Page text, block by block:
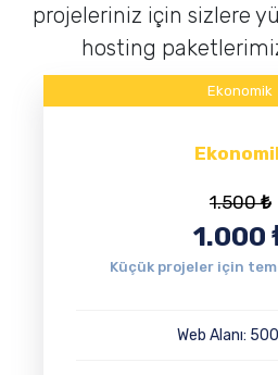
projeleriniz için sizlere
hosting
Ekonomik
1.500₺
1.000
Küçük projeler için
Web Alanı: